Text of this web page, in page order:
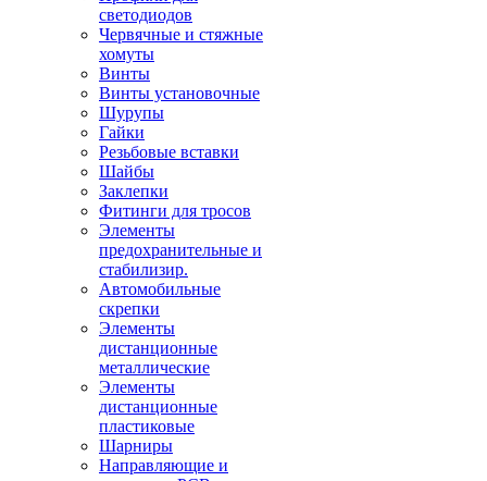
светодиодов
Червячные и стяжные
хомуты
Винты
Винты установочные
Шурупы
Гайки
Резьбовые вставки
Шайбы
Заклепки
Фитинги для тросов
Элементы
предохранительные и
стабилизир.
Автомобильные
скрепки
Элементы
дистанционные
металлические
Элементы
дистанционные
пластиковые
Шарниры
Направляющие и